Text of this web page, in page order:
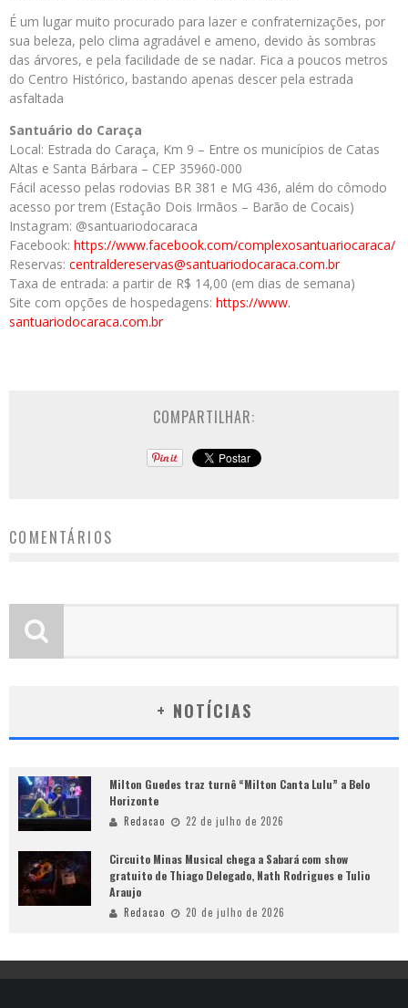
É um lugar muito procurado para lazer e confraternizações, por
sua beleza, pelo clima agradável e ameno, devido às sombras
das árvores, e pela facilidade de se nadar. Fica a poucos metros
do Centro Histórico, bastando apenas descer pela estrada
asfaltada
Santuário do Caraça
Local: Estrada do Caraça, Km 9 – Entre os municípios de Catas
Altas e Santa Bárbara – CEP 35960-000
Fácil acesso pelas rodovias BR 381 e MG 436, além do cômodo
acesso por trem (Estação Dois Irmãos – Barão de Cocais)
Instagram: @santuariodocaraca
Facebook: https://www.facebook.com/complexosantuariocaraca/
Reservas: centraldereservas@santuariodocaraca.com.br
Taxa de entrada: a partir de R$ 14,00 (em dias de semana)
Site com opções de hospedagens: https://www.
santuariodocaraca.com.br
COMPARTILHAR:
COMENTÁRIOS
+ NOTÍCIAS
Milton Guedes traz turnê “Milton Canta Lulu” a Belo
Horizonte
Redacao 22 de julho de 2026
Circuito Minas Musical chega a Sabará com show
gratuito de Thiago Delegado, Nath Rodrigues e Tulio
Araujo
Redacao 20 de julho de 2026